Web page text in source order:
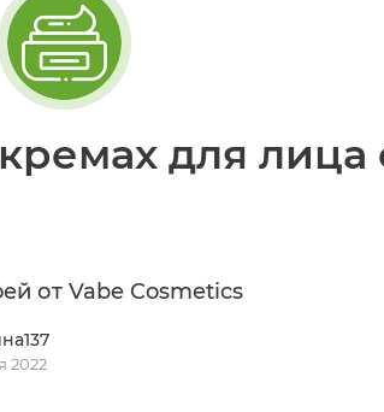
для лица
от Vabe Cosmetics
2022